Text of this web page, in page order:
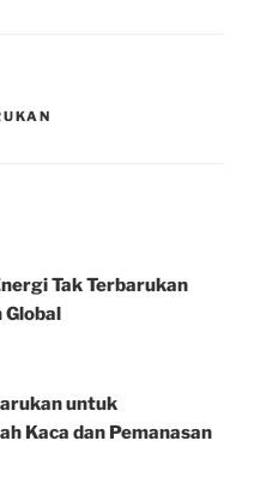
Tak Terbarukan
Global
untuk
Kaca dan Pemanasan